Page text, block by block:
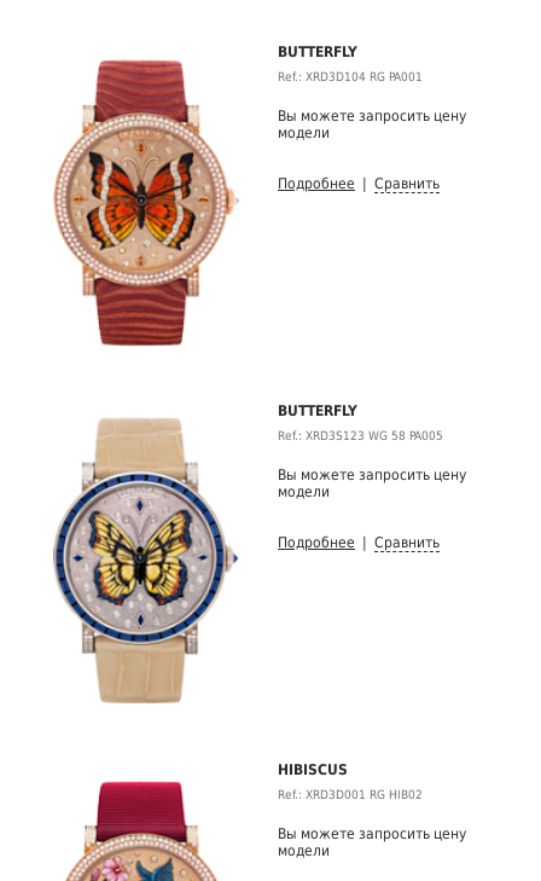
BUTTERFLY
Ref.: XRD3D104 RG PA001
Вы можете запросить цену
модели
Подробнее Сравнить
BUTTERFLY
Ref.: XRD3S123 WG 58 PA005
Вы можете запросить цену
модели
Подробнее Сравнить
HIBISCUS
Ref.: XRD3D001 RG HIB02
Вы можете запросить цену
модели